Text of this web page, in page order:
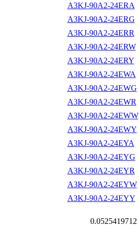
A3KJ-90A2-24ERA
A3KJ-90A2-24ERG
A3KJ-90A2-24ERR
A3KJ-90A2-24ERW
A3KJ-90A2-24ERY
A3KJ-90A2-24EWA
A3KJ-90A2-24EWG
A3KJ-90A2-24EWR
A3KJ-90A2-24EWW
A3KJ-90A2-24EWY
A3KJ-90A2-24EYA
A3KJ-90A2-24EYG
A3KJ-90A2-24EYR
A3KJ-90A2-24EYW
A3KJ-90A2-24EYY
0.0525419712